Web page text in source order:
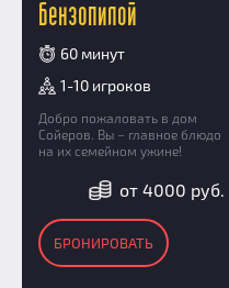
бензопилой
60 минут
1-10 игроков
Добро пожаловать в дом
Сойеров. Вы – главное блюдо
на их семейном ужине!
от 4000 руб.
БРОНИРОВАТЬ